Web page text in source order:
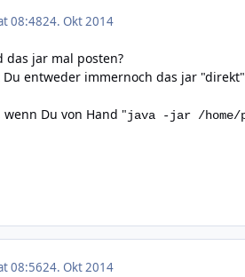
08:4824. Okt 2014
das jar mal posten?
Du entweder immernoch das jar
Du von Hand "java -jar /home/
08:5624. Okt 2014